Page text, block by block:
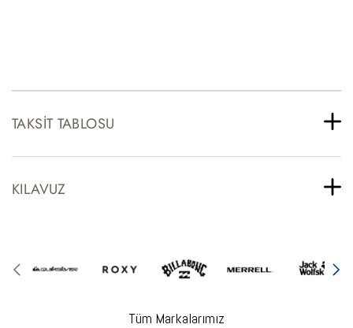
TAKSIT TABLOSU
KILAVUZ
Tüm Markalarımız